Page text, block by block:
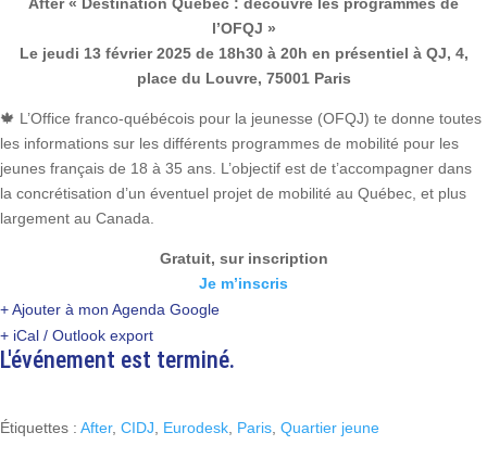
l’OFQJ »
Le jeudi 13 février 2025 de 18h30 à 20h en présentiel à QJ, 4,
place du Louvre, 75001 Paris
🍁 L’Office franco-québécois pour la jeunesse (OFQJ) te donne toutes
les informations sur les différents programmes de mobilité pour les
jeunes français de 18 à 35 ans. L’objectif est de t’accompagner dans
la concrétisation d’un éventuel projet de mobilité au Québec, et plus
largement au Canada.
Gratuit, sur inscription
Je m’inscris
+ Ajouter à mon Agenda Google
+ iCal / Outlook export
L'événement est terminé.
Étiquettes : After, CIDJ Eurodesk Paris Quartier jeune